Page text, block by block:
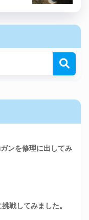
ンを修理に出してみ
戦してみました。